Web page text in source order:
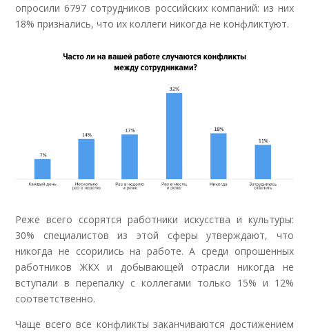
опросили 6797 сотрудников российских компаний: из них
18% признались, что их коллеги никогда не конфликтуют.
Реже всего ссорятся работники искусства и культуры:
30% специалистов из этой сферы утверждают, что
никогда не ссорились на работе. А среди опрошенных
работников ЖКХ и добывающей отрасли никогда не
вступали в перепалку с коллегами только 15% и 12%
соответственно.
Чаще всего все конфликты заканчиваются достижением